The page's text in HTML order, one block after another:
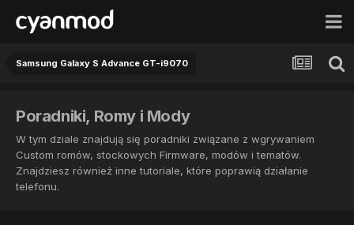
Samsung Galaxy S Advance GT-i9070
Poradniki, Romy i Mody
W tym dziale znajdują się poradniki związane z wgrywaniem
Custom romów, stockowych Firmware, modów i tematów.
Znajdziesz również inne tutoriale, które poprawią działanie
telefonu.